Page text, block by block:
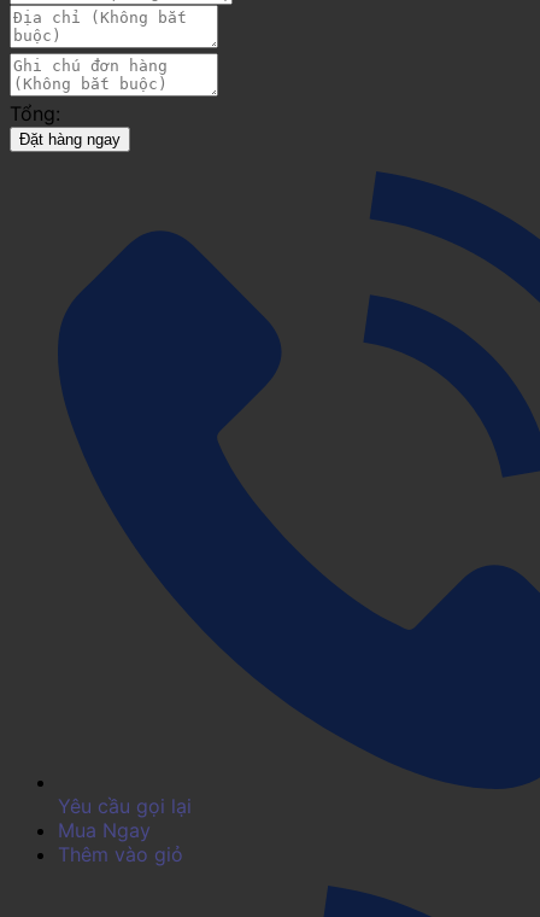
Tổng:
Đặt hàng ngay
Yêu cầu gọi lại
Mua Ngay
Thêm vào giỏ